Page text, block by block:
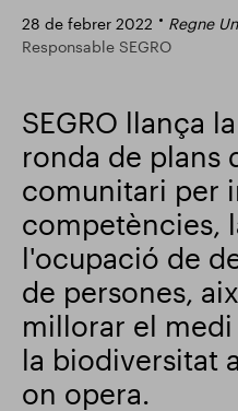
28 de febrer 2022
Regne
Responsable SEGRO
SEGRO llança
ronda de plans
comunitari per
competències,
l'ocupació de
de persones,
millorar el
la biodiversitat
on opera.